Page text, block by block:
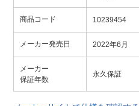
商品コード 10239454
メーカー発売日 2022年6月
メーカー
保証年数
永久保証